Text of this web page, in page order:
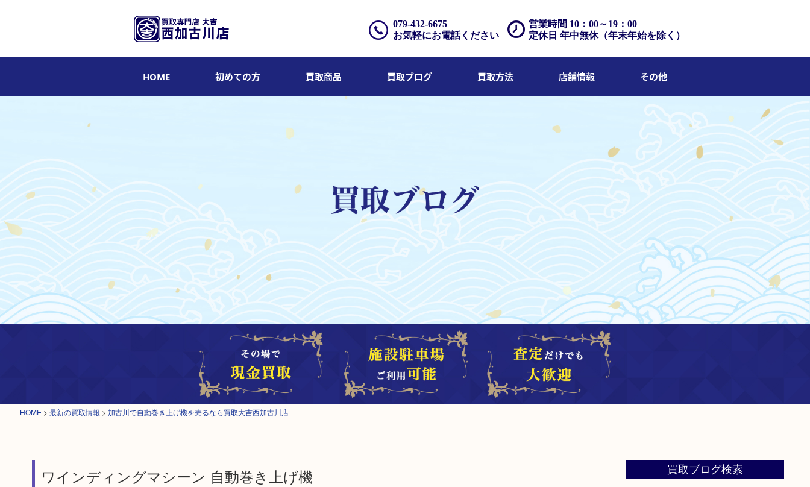
営業時間 10：00～19：00
定休日 年中無休（年末年始を除く）
079-432-6675
お気軽にお電話ください
HOME 初めての方 買取商品 買取ブログ 買取方法 店舗情報 その他
HOME > 最新の買取情報 > 加古川で自動巻き上げ機を売るなら買取大吉西加古川店
ワインディングマシーン 自動巻き上げ機 買取ブログ検索